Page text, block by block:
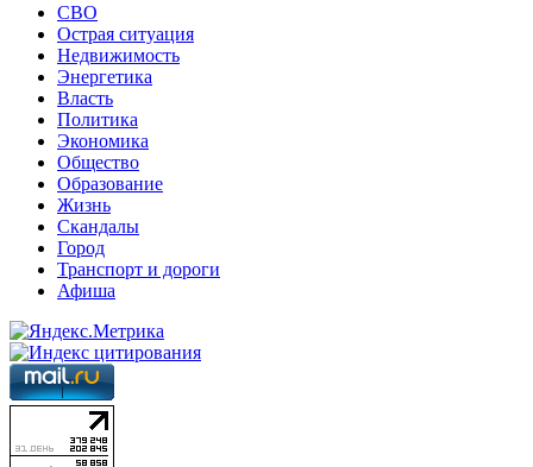
СВО
Острая ситуация
Недвижимость
Энергетика
Власть
Политика
Экономика
Общество
Образование
Жизнь
Скандалы
Город
Транспорт и дороги
Афиша